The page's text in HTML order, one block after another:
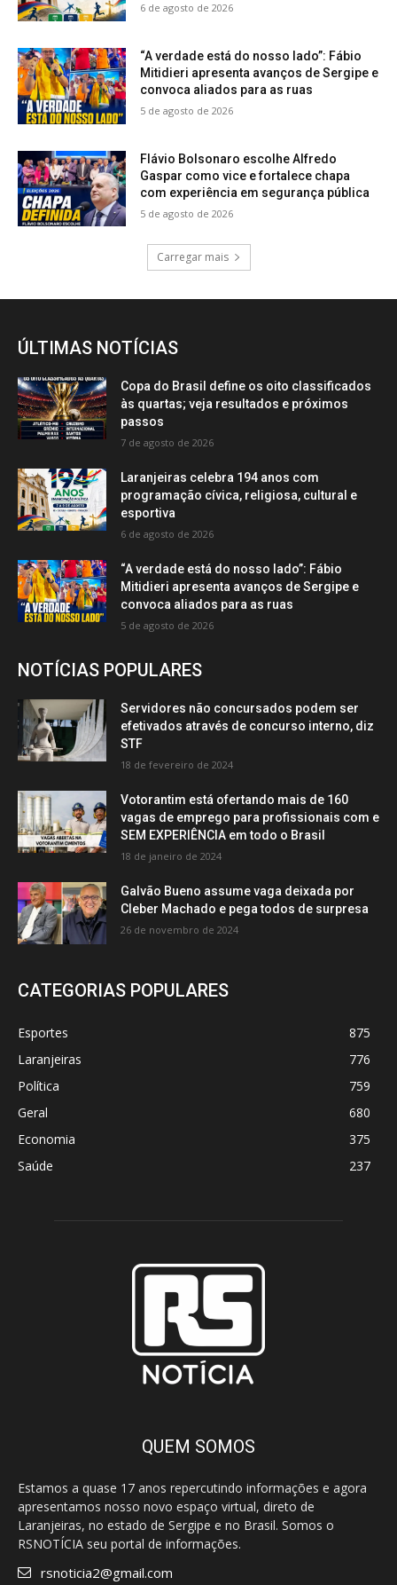
6 de agosto de 2026
“A verdade está do nosso lado”: Fábio
Mitidieri apresenta avanços de Sergipe e
convoca aliados para as ruas
5 de agosto de 2026
Flávio Bolsonaro escolhe Alfredo
Gaspar como vice e fortalece chapa
com experiência em segurança pública
5 de agosto de 2026
Carregar mais
ÚLTIMAS NOTÍCIAS
Copa do Brasil define os oito classificados
às quartas; veja resultados e próximos
passos
7 de agosto de 2026
Laranjeiras celebra 194 anos com
programação cívica, religiosa, cultural e
esportiva
6 de agosto de 2026
“A verdade está do nosso lado”: Fábio
Mitidieri apresenta avanços de Sergipe e
convoca aliados para as ruas
5 de agosto de 2026
NOTÍCIAS POPULARES
Servidores não concursados podem ser
efetivados através de concurso interno, diz
STF
18 de fevereiro de 2024
Votorantim está ofertando mais de 160
vagas de emprego para profissionais com e
SEM EXPERIÊNCIA em todo o Brasil
18 de janeiro de 2024
Galvão Bueno assume vaga deixada por
Cleber Machado e pega todos de surpresa
26 de novembro de 2024
CATEGORIAS POPULARES
Esportes
875
Laranjeiras
776
Política
759
Geral
680
Economia
375
Saúde
237
QUEM SOMOS
Estamos a quase 17 anos repercutindo informações e agora
apresentamos nosso novo espaço virtual, direto de
Laranjeiras, no estado de Sergipe e no Brasil. Somos o
RSNOTÍCIA seu portal de informações.
rsnoticia2@gmail.com